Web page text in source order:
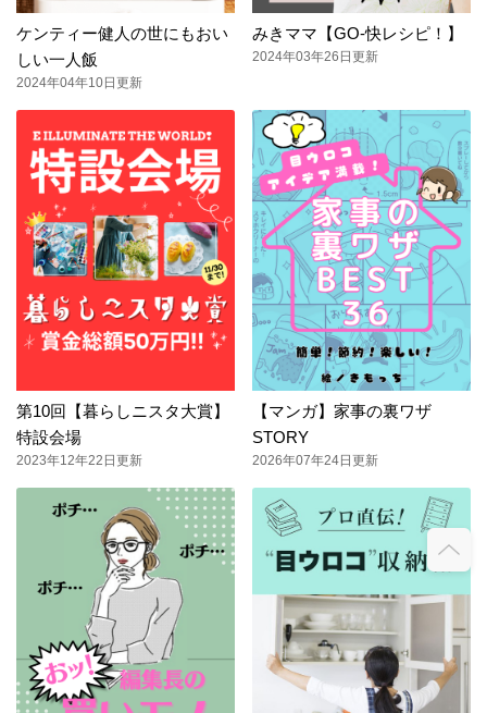
ケンティー健人の世にもおい
しい一人飯
2024年04年10日更新
みきママ【GO-快レシピ！】
2024年03年26日更新
第10回【暮らしニスタ大賞】
特設会場
2023年12年22日更新
【マンガ】家事の裏ワザ
STORY
2026年07年24日更新